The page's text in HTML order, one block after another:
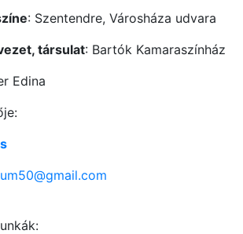
: Szentendre, Városháza udvara
társulat: Bartók Kamaraszínház
Edina